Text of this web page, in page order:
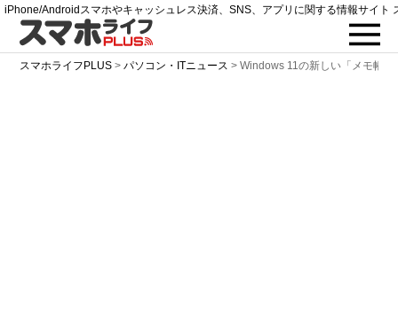
iPhone/Androidスマホやキャッシュレス決済、SNS、アプリに関する情報サイト
スマホライフPLUS >パソコン・ITニュース >Windows 11の新しい「メモ帳